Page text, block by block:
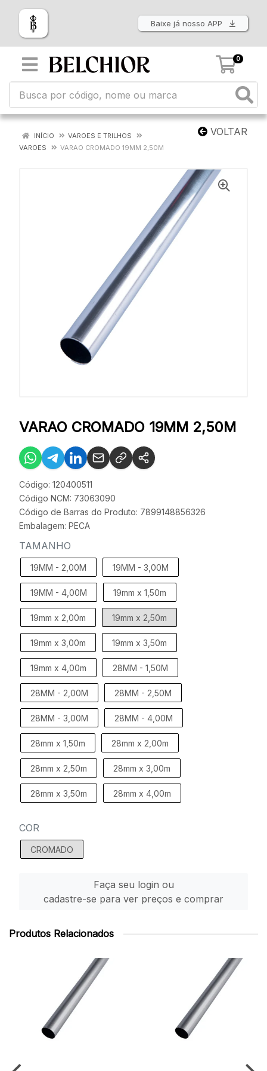
Baixe já nosso APP
0
VOLTAR
INÍCIO
VAROES E TRILHOS
VAROES
VARAO CROMADO 19MM 2,50M
VARAO CROMADO 19MM 2,50M
Código: 120400511
Código NCM: 73063090
Código de Barras do Produto: 7899148856326
Embalagem: PECA
TAMANHO
19MM - 2,00M 19MM - 3,00M
19MM - 4,00M 19mm x 1,50m
19mm x 2,00m 19mm x 2,50m
19mm x 3,00m 19mm x 3,50m
19mm x 4,00m 28MM - 1,50M
28MM - 2,00M 28MM - 2,50M
28MM - 3,00M 28MM - 4,00M
28mm x 1,50m 28mm x 2,00m
28mm x 2,50m 28mm x 3,00m
28mm x 3,50m 28mm x 4,00m
COR
CROMADO
Faça seu login ou
cadastre-se para ver preços e comprar
Produtos Relacionados